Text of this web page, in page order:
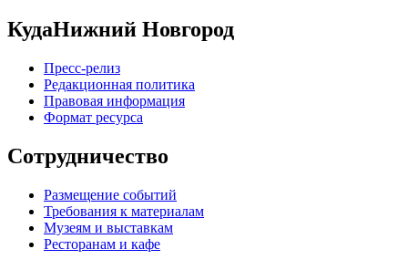
КудаНижний Новгород
Пресс-релиз
Редакционная политика
Правовая информация
Формат ресурса
Сотрудничество
Размещение событий
Требования к материалам
Музеям и выставкам
Ресторанам и кафе